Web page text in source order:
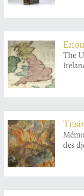
The
des
aux
ces